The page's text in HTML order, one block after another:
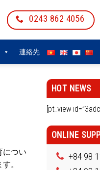
0243 862 4056
連絡先
につい
。
HOT NEWS
[pt_view
ONLINE
+84 98